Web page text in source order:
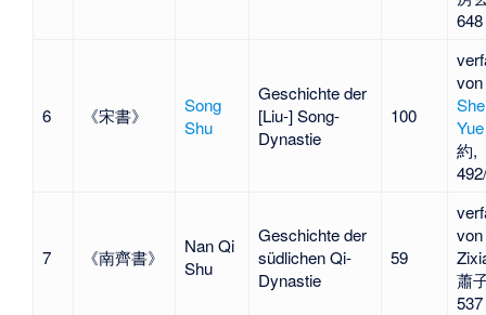
648
6 《宋書》
Song
Shu
Geschichte der
[Liu-] Song-
Dynastie
100
von
Yue
約,
7 《南齊書》
Nan Qi
Shu
Geschichte der
südlichen Qi-
Dynastie
59
蕭
537